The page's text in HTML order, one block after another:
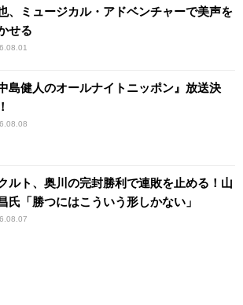
、ミュージカル・アドベンチャーで美声を
せる
中島健人のオールナイトニッポン』放送決
ルト、奥川の完封勝利で連敗を止める！山
氏「勝つにはこういう形しかない」